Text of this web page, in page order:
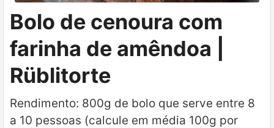
Bolo de cenoura com
farinha de amêndoa |
Rüblitorte
Rendimento: 800g de bolo que serve entre 8
a 10 pessoas (calcule em média 100g por